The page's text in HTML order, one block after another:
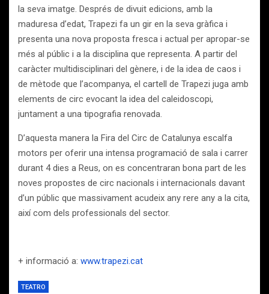
la seva imatge. Després de divuit edicions, amb la
maduresa d’edat, Trapezi fa un gir en la seva gràfica i
presenta una nova proposta fresca i actual per apropar-se
més al públic i a la disciplina que representa. A partir del
caràcter multidisciplinari del gènere, i de la idea de caos i
de mètode que l’acompanya, el cartell de Trapezi juga amb
elements de circ evocant la idea del caleidoscopi,
juntament a una tipografia renovada.
D’aquesta manera la Fira del Circ de Catalunya escalfa
motors per oferir una intensa programació de sala i carrer
durant 4 dies a Reus, on es concentraran bona part de les
noves propostes de circ nacionals i internacionals davant
d’un públic que massivament acudeix any rere any a la cita,
així com dels professionals del sector.
+ informació a: www.trapezi.cat
TEATRO